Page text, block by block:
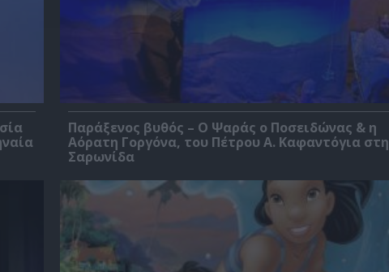
Παράξενος βυθός – Ο Ψαράς ο Ποσειδώνας & η
Αόρατη Γοργόνα, του Πέτρου Α. Καφαντόγια στη
Σαρωνίδα